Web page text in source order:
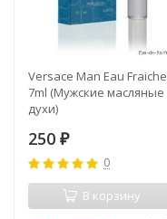
Versace Man Eau Fraiche
7ml (Мужские масляные
духи)
250 ₽
0
В корзину